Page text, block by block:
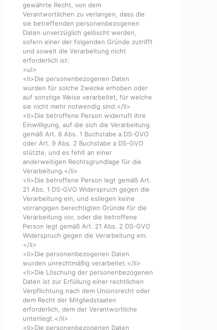
gewährte Recht, von dem
Verantwortlichen zu verlangen, dass die
sie betreffenden personenbezogenen
Daten unverzüglich gelöscht werden,
sofern einer der folgenden Gründe zutrifft
und soweit die Verarbeitung nicht
erforderlich ist:
<ul>
<li>Die personenbezogenen Daten
wurden für solche Zwecke erhoben oder
auf sonstige Weise verarbeitet, für welche
sie nicht mehr notwendig sind.</li>
<li>Die betroffene Person widerruft ihre
Einwilligung, auf die sich die Verarbeitung
gemäß Art. 6 Abs. 1 Buchstabe a DS-GVO
oder Art. 9 Abs. 2 Buchstabe a DS-GVO
stützte, und es fehlt an einer
anderweitigen Rechtsgrundlage für die
Verarbeitung.</li>
<li>Die betroffene Person legt gemäß Art.
21 Abs. 1 DS-GVO Widerspruch gegen die
Verarbeitung ein, und esliegen keine
vorrangigen berechtigten Gründe für die
Verarbeitung vor, oder die betroffene
Person legt gemäß Art. 21 Abs. 2 DS-GVO
Widerspruch gegen die Verarbeitung ein.
</li>
<li>Die personenbezogenen Daten
wurden unrechtmäßig verarbeitet.</li>
<li>Die Löschung der personenbezogenen
Daten ist zur Erfüllung einer rechtlichen
Verpflichtung nach dem Unionsrecht oder
dem Recht der Mitgliedstaaten
erforderlich, dem der Verantwortliche
unterliegt.</li>
<li>Die personenbezogenen Daten